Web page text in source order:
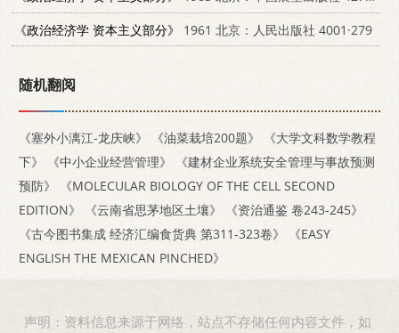
《政治经济学 资本主义部分》
1961 北京：人民出版社 4001·279
随机翻阅
《塞外小漓江-龙庆峡》 《油菜栽培200题》
《大学文科数学教程
下》
《中小企业经营管理》
《建材企业系统安全管理与事故预测
预防》
《MOLECULAR BIOLOGY OF THE CELL SECOND
EDITION》
《云南省思茅地区土壤》
《资治通鉴 卷243-245》
《古今图书集成 经济汇编食货典 第311-323卷》
《EASY
ENGLISH THE MEXICAN PINCHED》
声明：资料信息来源于网络，站点不存储任何内容文件，如